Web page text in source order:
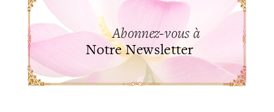
Abonnez-vous à
Notre Newsletter